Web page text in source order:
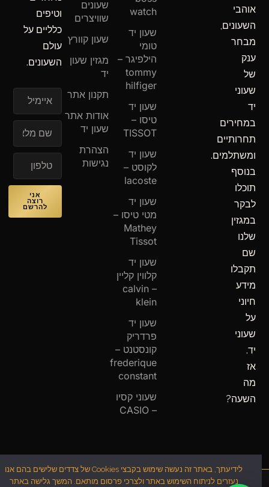
אוהבי
השעונים,
מבחר
ענק
של
שעוני
יד
במחירים
תחרותיים
ומשתלמים.
בנוסף
תוכלו
לבקר
במגזין
שלנו
שם
תקבלו
מידע
חיוני
על
שעוני
יד.
אז
מה
השעה?
שעונים
שוויצרים
שעון קוורץ
מגזין שעון
יד
תקנון אתר
אודות אתר
שעון יד
הצהרת
נגישות
watch
שעון יד
טומי
הילפיגר –
tommy
hilfiger
שעון יד
טיסו –
TISSOT
שעון יד
לקוסט –
lacoste
שעון יד
מטי טיסו –
Mathey
Tissot
שעון יד
קלווין קליין
– calvin
klein
שעון יד
פרדריק
קונסטנט –
frederique
constant
שעוני קסיו
– CASIO
וטיפים
כלליים על
עולם
השעונים.
איימיל
אני
רוצה
להרשם
לידיעתך, באתר זה נעשה שימוש בקבצי Cookies של צדדים שלישים בהם אנו
נעזרים לניתוח השימוש באתר ולצרכי פרסום מותאם. המשך גלישה באתר